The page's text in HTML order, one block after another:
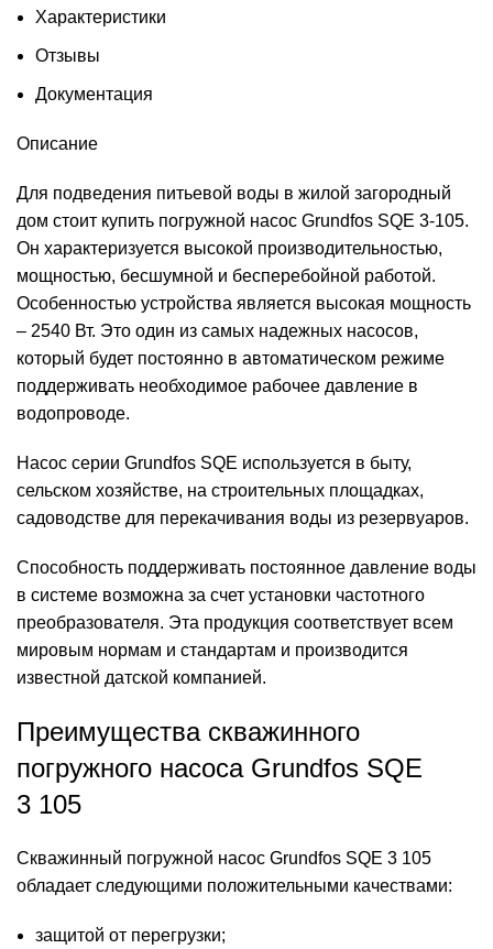
Характеристики
Отзывы
Документация
Описание
Для подведения питьевой воды в жилой загородный
дом стоит купить погружной насос Grundfos SQE 3-105.
Он характеризуется высокой производительностью,
мощностью, бесшумной и бесперебойной работой.
Особенностью устройства является высокая мощность
– 2540 Вт. Это один из самых надежных насосов,
который будет постоянно в автоматическом режиме
поддерживать необходимое рабочее давление в
водопроводе.
Насос серии Grundfos SQE используется в быту,
сельском хозяйстве, на строительных площадках,
садоводстве для перекачивания воды из резервуаров.
Способность поддерживать постоянное давление воды
в системе возможна за счет установки частотного
преобразователя. Эта продукция соответствует всем
мировым нормам и стандартам и производится
известной датской компанией.
Преимущества скважинного
погружного насоса Grundfos SQE
3 105
Скважинный погружной насос Grundfos SQE 3 105
обладает следующими положительными качествами:
защитой от перегрузки;